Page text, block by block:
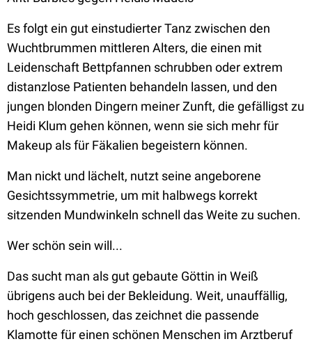
Es folgt ein gut einstudierter Tanz zwischen den
Wuchtbrummen mittleren Alters, die einen mit
Leidenschaft Bettpfannen schrubben oder extrem
distanzlose Patienten behandeln lassen, und den
jungen blonden Dingern meiner Zunft, die gefälligst zu
Heidi Klum gehen können, wenn sie sich mehr für
Makeup als für Fäkalien begeistern können.
Man nickt und lächelt, nutzt seine angeborene
Gesichtssymmetrie, um mit halbwegs korrekt
sitzenden Mundwinkeln schnell das Weite zu suchen.
Wer schön sein will...
Das sucht man als gut gebaute Göttin in Weiß
übrigens auch bei der Bekleidung. Weit, unauffällig,
hoch geschlossen, das zeichnet die passende
Klamotte für einen schönen Menschen im Arztberuf